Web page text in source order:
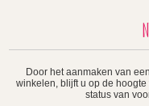
Door het aanmaken van
winkelen, blijft u op de
status van